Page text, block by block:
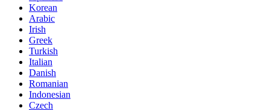
Korean
Arabic
Irish
Greek
Turkish
Italian
Danish
Romanian
Indonesian
Czech